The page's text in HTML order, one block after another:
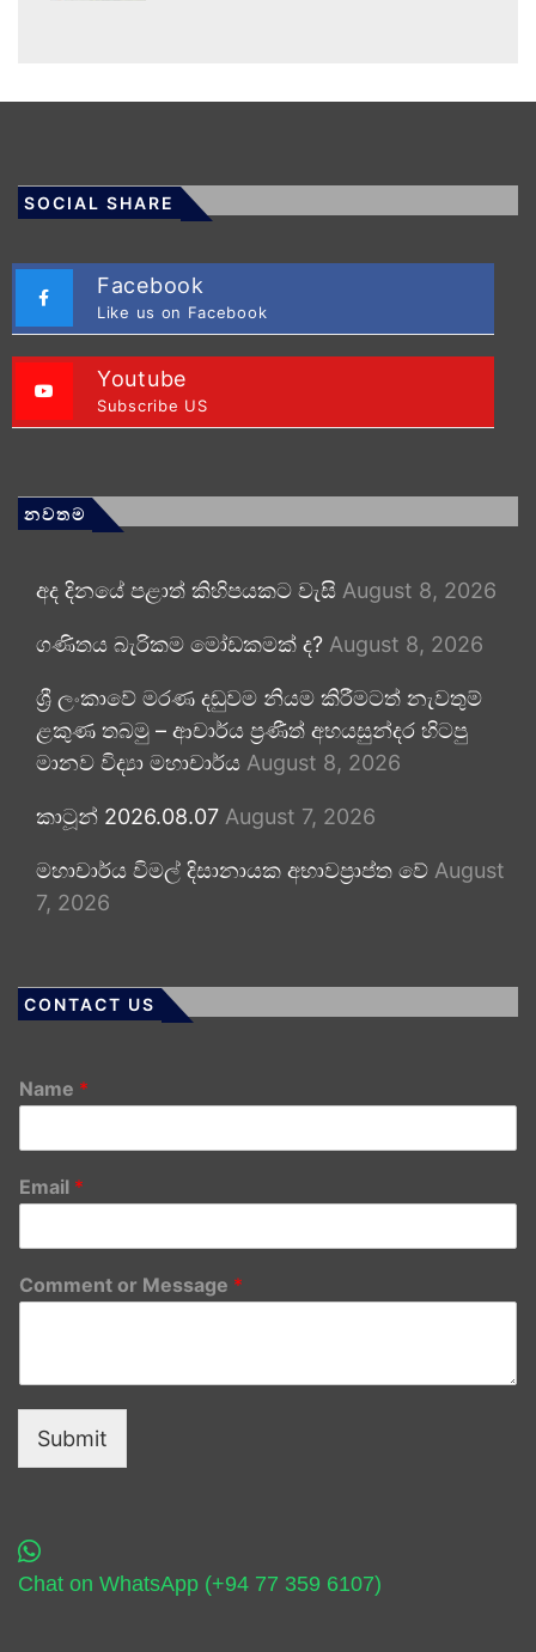
SOCIAL SHARE
Facebook
Like us on Facebook
Youtube
Subscribe US
නවතම
අද දිනයේ පළාත් කිහිපයකට වැසි August 8, 2026
ගණිතය බැරිකම මෝඩකමක් ද? August 8, 2026
ශ්‍රී ලංකාවේ මරණ දඬුවම නියම කිරීමටත් නැවතුම්
ළකුණ තබමු – ආචාර්ය ප්‍රණීත් අභයසුන්දර හිටපු
මානව විද්‍යා මහාචාර්ය August 8, 2026
කාටූන් 2026.08.07 August 7, 2026
මහාචාර්ය විමල් දිසානායක අභාවප්‍රාප්ත වේ August
7, 2026
CONTACT US
Name *
Email *
Comment or Message *
Submit
Chat on WhatsApp (+94 77 359 6107)